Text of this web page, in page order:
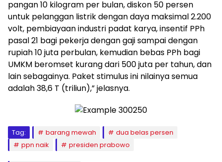
pangan 10 kilogram per bulan, diskon 50 persen
untuk pelanggan listrik dengan daya maksimal 2.200
volt, pembiayaan industri padat karya, insentif PPh
pasal 21 bagi pekerja dengan gaji sampai dengan
rupiah 10 juta perbulan, kemudian bebas PPh bagi
UMKM beromset kurang dari 500 juta per tahun, dan
lain sebagainya. Paket stimulus ini nilainya semua
adalah 38,6 T (triliun),” jelasnya.
Tag: barang mewah
dua belas persen
ppn naik
presiden prabowo